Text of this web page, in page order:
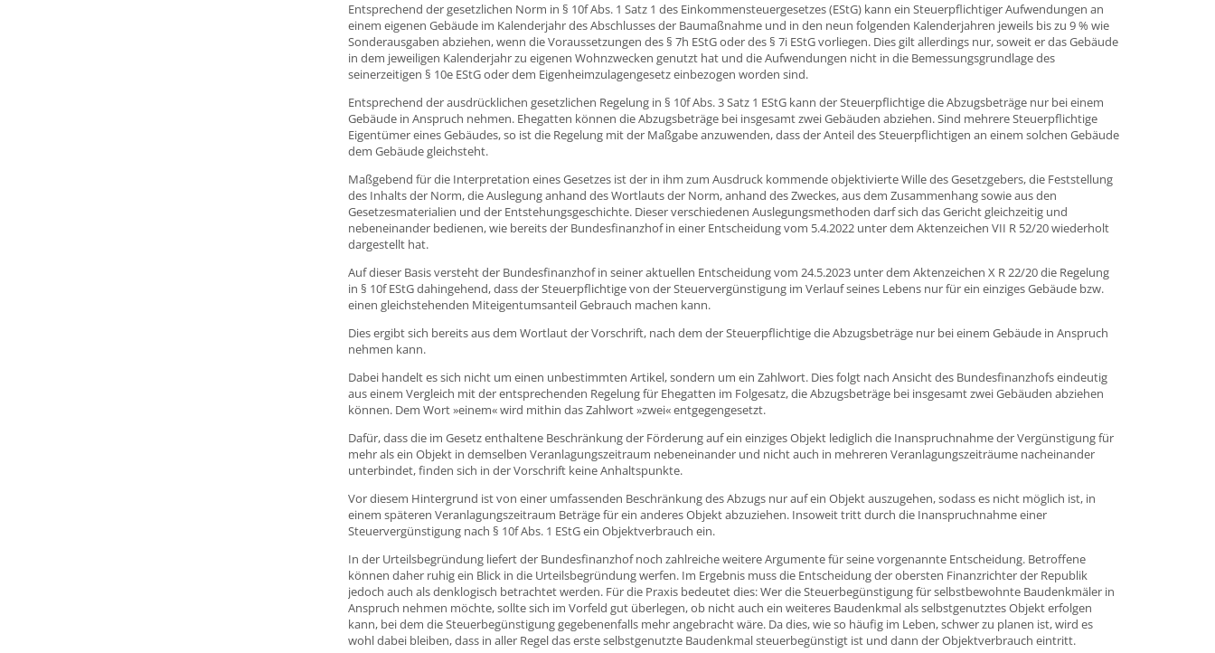
Entsprechend der gesetzlichen Norm in § 10f Abs. 1 Satz 1 des Einkommensteuergesetzes (EStG) kann ein Steuerpflichtiger Aufwendungen an
einem eigenen Gebäude im Kalenderjahr des Abschlusses der Baumaßnahme und in den neun folgenden Kalenderjahren jeweils bis zu 9 % wie
Sonderausgaben abziehen, wenn die Voraussetzungen des § 7h EStG oder des § 7i EStG vorliegen. Dies gilt allerdings nur, soweit er das Gebäude
in dem jeweiligen Kalenderjahr zu eigenen Wohnzwecken genutzt hat und die Aufwendungen nicht in die Bemessungsgrundlage des
seinerzeitigen § 10e EStG oder dem Eigenheimzulagengesetz einbezogen worden sind.
Entsprechend der ausdrücklichen gesetzlichen Regelung in § 10f Abs. 3 Satz 1 EStG kann der Steuerpflichtige die Abzugsbeträge nur bei einem
Gebäude in Anspruch nehmen. Ehegatten können die Abzugsbeträge bei insgesamt zwei Gebäuden abziehen. Sind mehrere Steuerpflichtige
Eigentümer eines Gebäudes, so ist die Regelung mit der Maßgabe anzuwenden, dass der Anteil des Steuerpflichtigen an einem solchen Gebäude
dem Gebäude gleichsteht.
Maßgebend für die Interpretation eines Gesetzes ist der in ihm zum Ausdruck kommende objektivierte Wille des Gesetzgebers, die Feststellung
des Inhalts der Norm, die Auslegung anhand des Wortlauts der Norm, anhand des Zweckes, aus dem Zusammenhang sowie aus den
Gesetzesmaterialien und der Entstehungsgeschichte. Dieser verschiedenen Auslegungsmethoden darf sich das Gericht gleichzeitig und
nebeneinander bedienen, wie bereits der Bundesfinanzhof in einer Entscheidung vom 5.4.2022 unter dem Aktenzeichen VII R 52/20 wiederholt
dargestellt hat.
Auf dieser Basis versteht der Bundesfinanzhof in seiner aktuellen Entscheidung vom 24.5.2023 unter dem Aktenzeichen X R 22/20 die Regelung
in § 10f EStG dahingehend, dass der Steuerpflichtige von der Steuervergünstigung im Verlauf seines Lebens nur für ein einziges Gebäude bzw.
einen gleichstehenden Miteigentumsanteil Gebrauch machen kann.
Dies ergibt sich bereits aus dem Wortlaut der Vorschrift, nach dem der Steuerpflichtige die Abzugsbeträge nur bei einem Gebäude in Anspruch
nehmen kann.
Dabei handelt es sich nicht um einen unbestimmten Artikel, sondern um ein Zahlwort. Dies folgt nach Ansicht des Bundesfinanzhofs eindeutig
aus einem Vergleich mit der entsprechenden Regelung für Ehegatten im Folgesatz, die Abzugsbeträge bei insgesamt zwei Gebäuden abziehen
können. Dem Wort »einem« wird mithin das Zahlwort »zwei« entgegengesetzt.
Dafür, dass die im Gesetz enthaltene Beschränkung der Förderung auf ein einziges Objekt lediglich die Inanspruchnahme der Vergünstigung für
mehr als ein Objekt in demselben Veranlagungszeitraum nebeneinander und nicht auch in mehreren Veranlagungszeiträume nacheinander
unterbindet, finden sich in der Vorschrift keine Anhaltspunkte.
Vor diesem Hintergrund ist von einer umfassenden Beschränkung des Abzugs nur auf ein Objekt auszugehen, sodass es nicht möglich ist, in
einem späteren Veranlagungszeitraum Beträge für ein anderes Objekt abzuziehen. Insoweit tritt durch die Inanspruchnahme einer
Steuervergünstigung nach § 10f Abs. 1 EStG ein Objektverbrauch ein.
In der Urteilsbegründung liefert der Bundesfinanzhof noch zahlreiche weitere Argumente für seine vorgenannte Entscheidung. Betroffene
können daher ruhig ein Blick in die Urteilsbegründung werfen. Im Ergebnis muss die Entscheidung der obersten Finanzrichter der Republik
jedoch auch als denklogisch betrachtet werden. Für die Praxis bedeutet dies: Wer die Steuerbegünstigung für selbstbewohnte Baudenkmäler in
Anspruch nehmen möchte, sollte sich im Vorfeld gut überlegen, ob nicht auch ein weiteres Baudenkmal als selbstgenutztes Objekt erfolgen
kann, bei dem die Steuerbegünstigung gegebenenfalls mehr angebracht wäre. Da dies, wie so häufig im Leben, schwer zu planen ist, wird es
wohl dabei bleiben, dass in aller Regel das erste selbstgenutzte Baudenkmal steuerbegünstigt ist und dann der Objektverbrauch eintritt.